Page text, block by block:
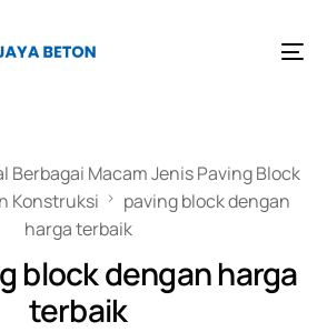
Berbagai Macam Jenis Paving Block
Konstruksi
paving block dengan
harga terbaik
block dengan harga
terbaik